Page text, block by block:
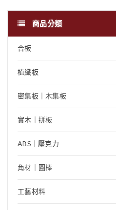
商品分類
合板
植纖板
密集板｜木集板
實木｜拼板
ABS｜壓克力
角材｜圓棒
工藝材料